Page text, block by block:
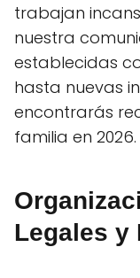
trabajan
nuestra
establecidas
hasta nuevas
encontrarás
familia en 2026.
Legales y